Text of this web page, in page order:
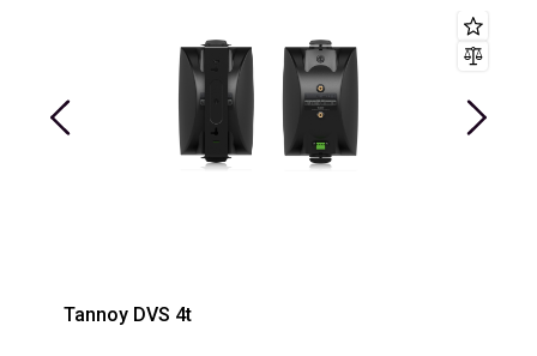
Tannoy DVS 4t